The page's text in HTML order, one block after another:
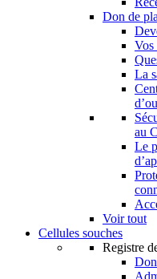
Don de
Vos
La
au
Le
Voir tout
Cellules souches
Registre